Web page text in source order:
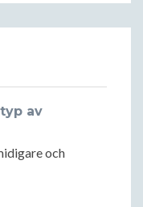
av
och